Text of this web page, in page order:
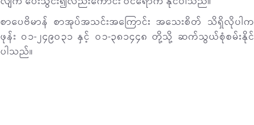
စာပေဗိမာန် စာအုပ်အသင်းအကြောင်း အသေးစိတ် သိရှိလိုပါက
ဖုန်း ဝ၁-၂၄၉ဝ၃၁ နှင့် ဝ၁-၃၈၁၄၄၈ တို့သို့ ဆက်သွယ်စုံစမ်းနိုင်
ပါသည်။